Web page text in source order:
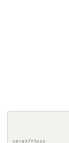
06192ZY3000